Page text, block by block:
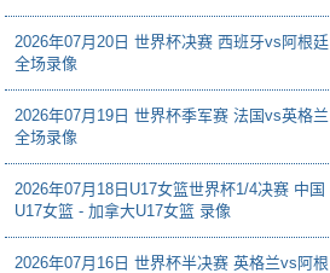
2026年07月20日 世界杯决赛 西班牙vs阿根廷
全场录像
2026年07月19日 世界杯季军赛 法国vs英格兰
全场录像
2026年07月18日U17女篮世界杯1/4决赛 中国
U17女篮 - 加拿大U17女篮 录像
2026年07月16日 世界杯半决赛 英格兰vs阿根